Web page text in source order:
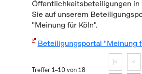
Öffentlichkeitsbeteiligungen in
Sie auf unserem
"Meinung für Köln".
Beteiligungsportal "Meinung
Treffer 1–10 von 18
|< <